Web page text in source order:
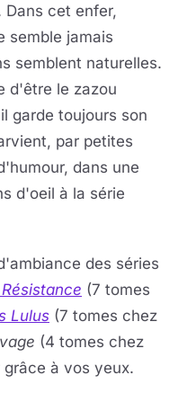
cet enfer,
semble jamais
semblent naturelles.
d'être le zazou
garde toujours son
par petites
dans une
d'oeil à la série
des séries
(7 tomes
Lulus (7 tomes chez
(4 tomes chez
à vos yeux.